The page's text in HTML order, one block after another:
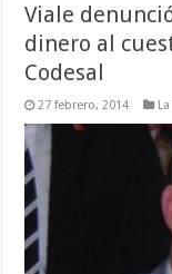
Viale
dinero al
Codesal
27 febrero, 2014